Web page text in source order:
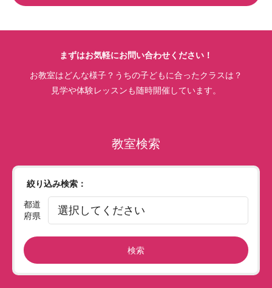
まずはお気軽にお問い合わせください！
お教室はどんな様子？うちの子どもに合ったクラスは？
見学や体験レッスンも随時開催しています。
教室検索
絞り込み検索：
都道
府県
検索